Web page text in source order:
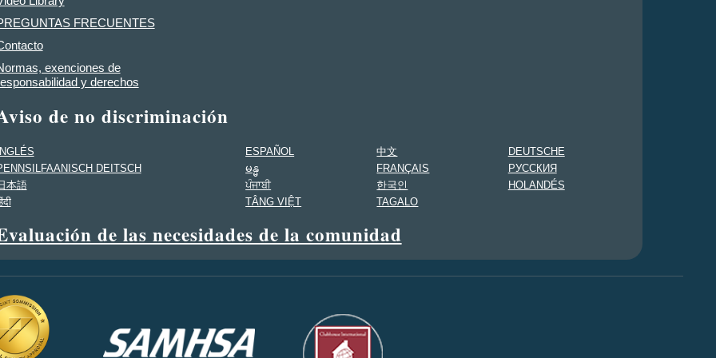
FRECUENTES
exenciones de
y derechos
de no discriminación
ESPAÑOL 中文
DEUTSCHE
DEITSCH
မန္မ FRANÇAIS
PУССКИЯ
本語
ਪੰਜਾਬੀ 한국인
HOLANDÉS
TÂNG VIỆT TAGALO
de las necesidades de la comunidad